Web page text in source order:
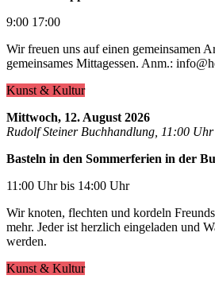
9:00 17:00
Wir freuen uns auf einen gemeinsamen
gemeinsames Mittagessen. Anm.:
Kunst & Kultur
Mittwoch, 12. August 2026
Rudolf Steiner Buchhandlung, 11:00 Uhr
Basteln in den Sommerferien in der
11:00 Uhr bis 14:00 Uhr
Wir knoten, flechten und kordeln
mehr. Jeder ist herzlich eingeladen und
werden.
Kunst & Kultur